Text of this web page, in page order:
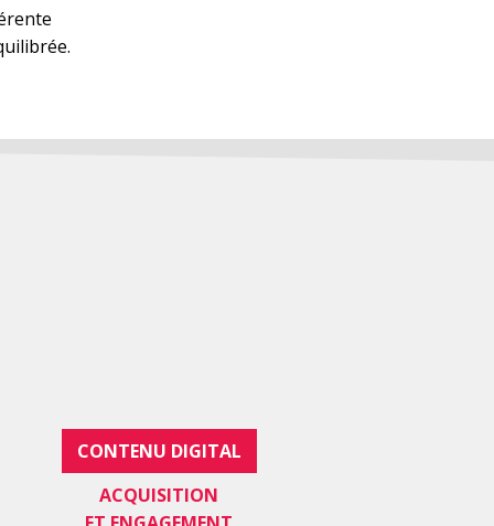
CONTENU DIGITAL
ACQUISITION